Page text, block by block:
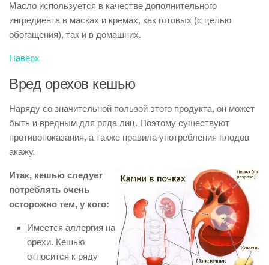
Масло используется в качестве дополнительного
ингредиента в масках и кремах, как готовых (с целью
обогащения), так и в домашних.
Наверх
Вред орехов кешью
Наряду со значительной пользой этого продукта, он может
быть и вредным для ряда лиц. Поэтому существуют
противопоказания, а также правила употребления плодов
акажу.
Итак, кешью следует
потреблять очень
осторожно тем, у кого:
Имеется аллергия на
орехи. Кешью
относится к ряду